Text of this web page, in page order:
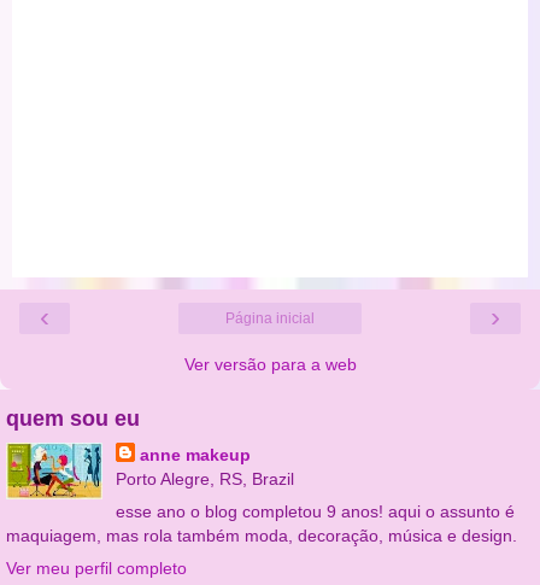
‹ ›
Página inicial
Ver versão para a web
quem sou eu
anne makeup
Porto Alegre, RS, Brazil
esse ano o blog completou 9 anos! aqui o assunto é
maquiagem, mas rola também moda, decoração, música e design.
Ver meu perfil completo